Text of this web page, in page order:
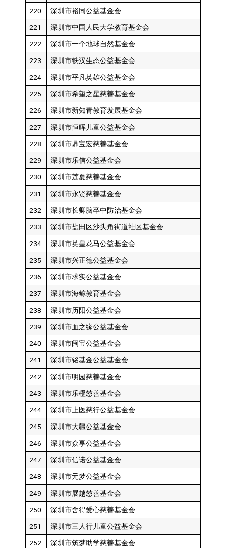
220 深圳市裕同公益基金会
221 深圳市中国人民大学教育基金会
222 深圳市一个地球自然基金会
223 深圳市铁汉生态公益基金会
224 深圳市平凡英雄公益基金会
225 深圳市希望之星慈善基金会
226 深圳市新知青教育发展基金会
227 深圳市恒晖儿童公益基金会
228 深圳市鼎宝宏慈善基金会
229 深圳市乐信公益基金会
230 深圳市莲夏慈善基金会
231 深圳市永贤慈善基金会
232 深圳市长卿脑卒中防治基金会
233 深圳市盐田区沙头角街道社区基金会
234 深圳市英皇花马公益基金会
235 深圳市兴正德公益基金会
236 深圳市求实公益基金会
237 深圳市海鲸教育基金会
238 深圳市历阳公益基金会
239 深圳市血之缘公益基金会
240 深圳市闽宝公益基金会
241 深圳市铭基金公益基金会
242 深圳市明园慈善基金会
243 深圳市乐橙慈善基金会
244 深圳市上医慈行公益基金会
245 深圳市大疆公益基金会
246 深圳市众享公益基金会
247 深圳市信诺公益基金会
248 深圳市元梦公益基金会
249 深圳市展越慈善基金会
250 深圳市舍得爱心慈善基金会
251 深圳市三人行儿童公益基金会
252 深圳市筑梦助学慈善基金会